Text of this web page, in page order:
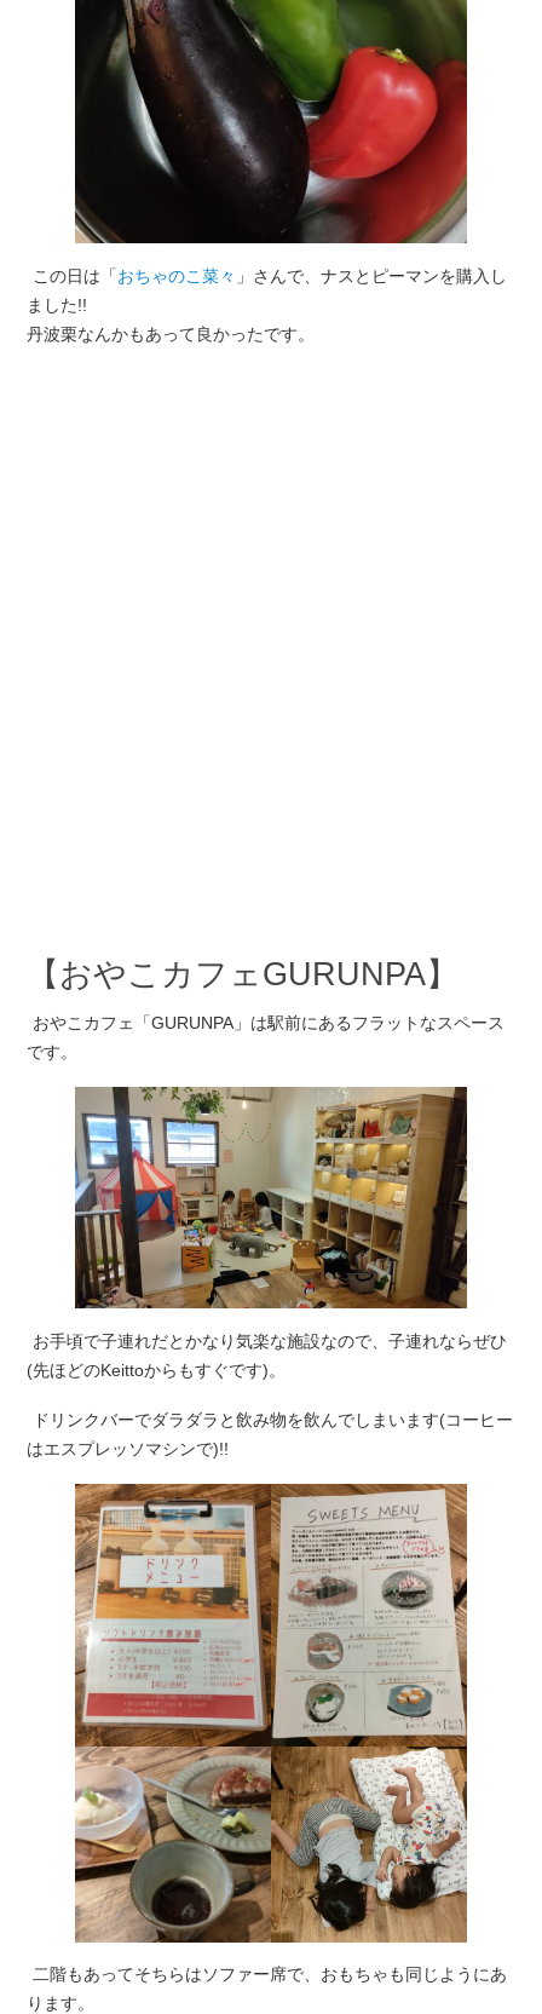
この日は「おちゃのこ菜々 」さんで、ナスとピーマンを購入し
ました!!
丹波栗なんかもあって良かったです。
【おやこカフェGURUNPA】
おやこカフェ「GURUNPA」は駅前にあるフラットなスペース
です。
お手頃で子連れだとかなり気楽な施設なので、子連れならぜひ
(先ほどのKeittoからもすぐです)。
ドリンクバーでダラダラと飲み物を飲んでしまいます(コーヒー
はエスプレッソマシンで)!!
二階もあってそちらはソファー席で、おもちゃも同じようにあ
ります。